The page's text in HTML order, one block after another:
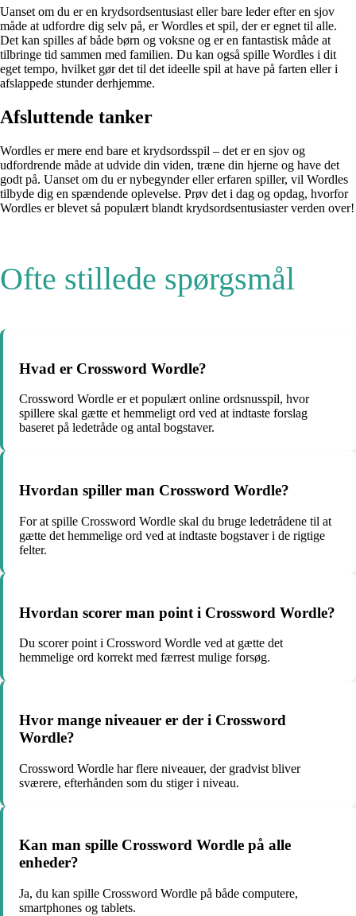
Uanset om du er en krydsordsentusiast eller bare leder efter en sjov
måde at udfordre dig selv på, er Wordles et spil, der er egnet til alle.
Det kan spilles af både børn og voksne og er en fantastisk måde at
tilbringe tid sammen med familien. Du kan også spille Wordles i dit
eget tempo, hvilket gør det til det ideelle spil at have på farten eller i
afslappede stunder derhjemme.
Afsluttende tanker
Wordles er mere end bare et krydsordsspil – det er en sjov og
udfordrende måde at udvide din viden, træne din hjerne og have det
godt på. Uanset om du er nybegynder eller erfaren spiller, vil Wordles
tilbyde dig en spændende oplevelse. Prøv det i dag og opdag, hvorfor
Wordles er blevet så populært blandt krydsordsentusiaster verden over!
Ofte stillede spørgsmål
Hvad er Crossword Wordle?
Crossword Wordle er et populært online ordsnusspil, hvor
spillere skal gætte et hemmeligt ord ved at indtaste forslag
baseret på ledetråde og antal bogstaver.
Hvordan spiller man Crossword Wordle?
For at spille Crossword Wordle skal du bruge ledetrådene til at
gætte det hemmelige ord ved at indtaste bogstaver i de rigtige
felter.
Hvordan scorer man point i Crossword Wordle?
Du scorer point i Crossword Wordle ved at gætte det
hemmelige ord korrekt med færrest mulige forsøg.
Hvor mange niveauer er der i Crossword
Wordle?
Crossword Wordle har flere niveauer, der gradvist bliver
sværere, efterhånden som du stiger i niveau.
Kan man spille Crossword Wordle på alle
enheder?
Ja, du kan spille Crossword Wordle på både computere,
smartphones og tablets.